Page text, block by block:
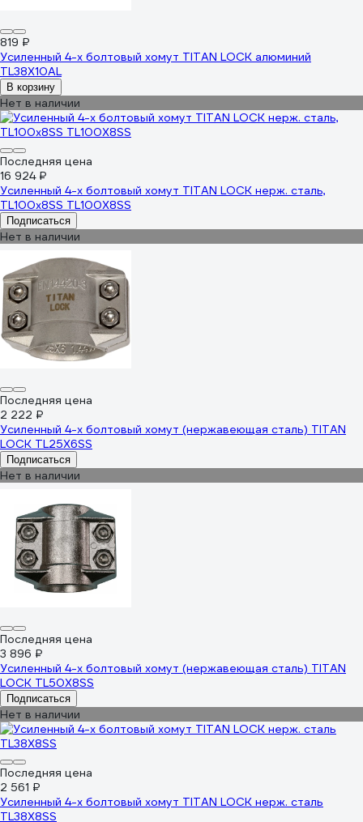
819 ₽
Усиленный 4-х болтовый хомут TITAN LOCK алюминий
TL38X10AL
В корзину
Нет в наличии
Последняя цена
16 924 ₽
Усиленный 4-х болтовый хомут TITAN LOCK нерж. сталь,
TL100x8SS TL100X8SS
Подписаться
Нет в наличии
Последняя цена
2 222 ₽
Усиленный 4-х болтовый хомут (нержавеющая сталь) TITAN
LOCK TL25X6SS
Подписаться
Нет в наличии
Последняя цена
3 896 ₽
Усиленный 4-х болтовый хомут (нержавеющая сталь) TITAN
LOCK TL50X8SS
Подписаться
Нет в наличии
Последняя цена
2 561 ₽
Усиленный 4-х болтовый хомут TITAN LOCK нерж. сталь
TL38X8SS